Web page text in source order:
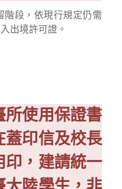
階段，依現行規定仍需
出境許可證。
所使用保證書
蓋印信及校長
印，建請統一